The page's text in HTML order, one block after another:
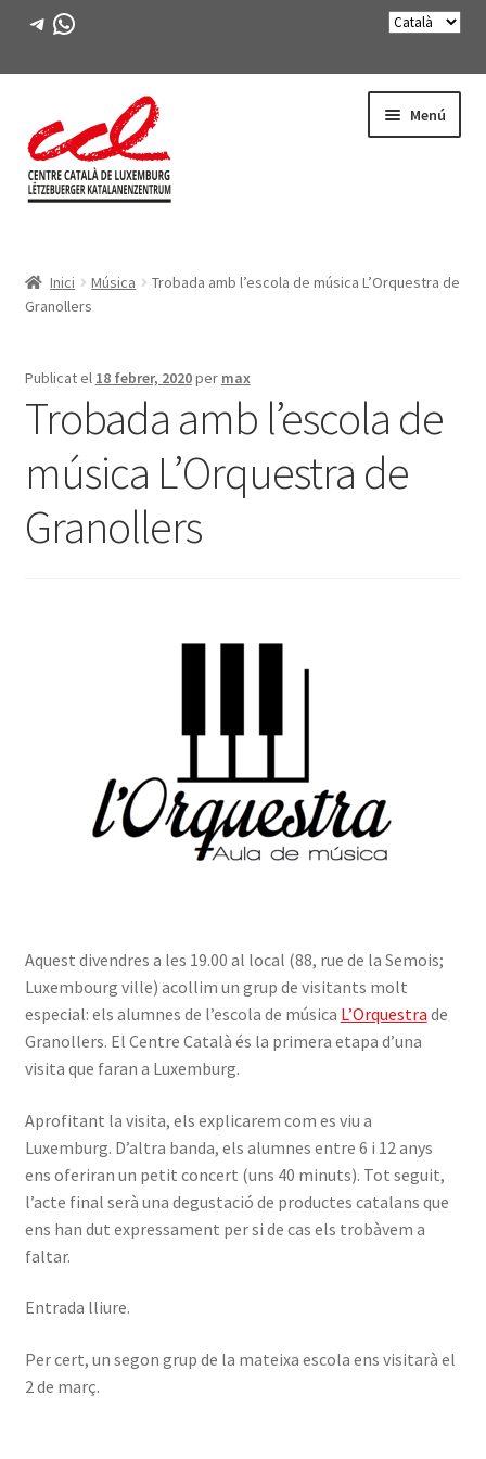
Telegram
WhatsApp
navegació
al
contingut
Menú
menú
ACTIVITATS
FES-TE SOCI
LLIBRE
INICIA SESSIÓ
Inici Música
Trobada amb l’escola de música L’Orquestra de
Granollers
Publicat el 18 febrer, 2020per max
Trobada amb l’escola de
música L’Orquestra de
Granollers
Aquest divendres a les 19.00 al local (88, rue de la Semois;
Luxembourg ville) acollim un grup de visitants molt
especial: els alumnes de l’escola de música L’Orquestra de
Granollers. El Centre Català és la primera etapa d’una
visita que faran a Luxemburg.
Aprofitant la visita, els explicarem com es viu a
Luxemburg. D’altra banda, els alumnes entre 6 i 12 anys
ens oferiran un petit concert (uns 40 minuts). Tot seguit,
l’acte final serà una degustació de productes catalans que
ens han dut expressament per si de cas els trobàvem a
faltar.
Entrada lliure.
Per cert, un segon grup de la mateixa escola ens visitarà el
2 de març.